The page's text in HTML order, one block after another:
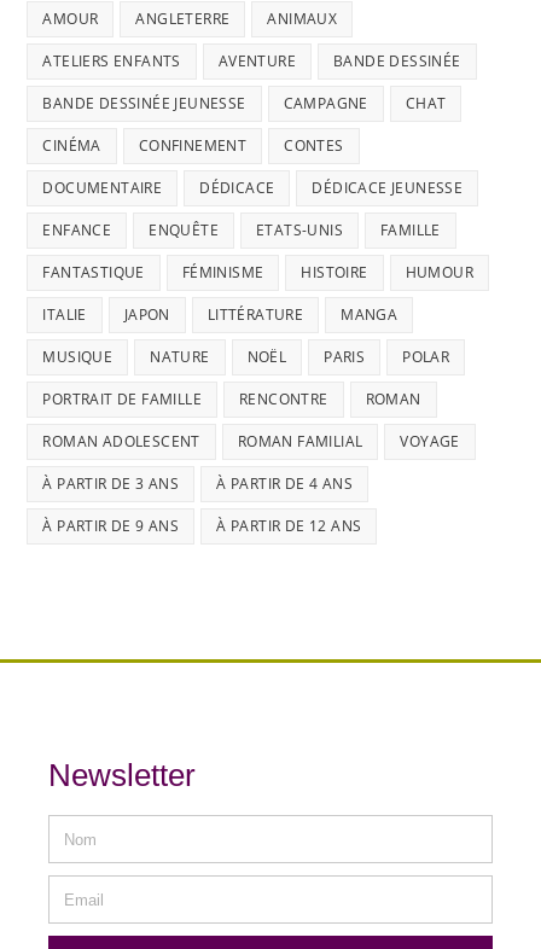
AMOUR ANGLETERRE ANIMAUX
ATELIERS ENFANTS AVENTURE BANDE DESSINÉE
BANDE DESSINÉE JEUNESSE CAMPAGNE CHAT
CINÉMA CONFINEMENT CONTES
DOCUMENTAIRE DÉDICACE DÉDICACE JEUNESSE
ENFANCE ENQUÊTE ETATS-UNIS FAMILLE
FANTASTIQUE FÉMINISME HISTOIRE HUMOUR
ITALIE JAPON LITTÉRATURE MANGA
MUSIQUE NATURE NOËL PARIS POLAR
PORTRAIT DE FAMILLE RENCONTRE ROMAN
ROMAN ADOLESCENT ROMAN FAMILIAL VOYAGE
À PARTIR DE 3 ANS À PARTIR DE 4 ANS
À PARTIR DE 9 ANS À PARTIR DE 12 ANS
Newsletter